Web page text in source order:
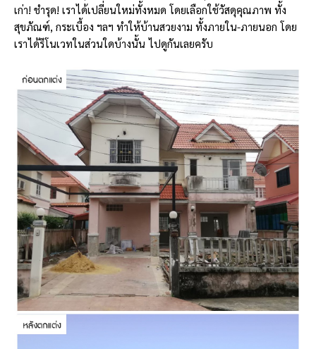
เก่า! ชำรุด! เราได้เปลี่ยนใหม่ทั้งหมด โดยเลือกใช้วัสดุคุณภาพ ทั้ง
สุขภัณฑ์, กระเบื้อง ฯลฯ ทำให้บ้านสวยงาม ทั้งภายใน-ภายนอก โดย
เราได้รีโนเวทในส่วนใดบ้างนั้น ไปดูกันเลยครับ